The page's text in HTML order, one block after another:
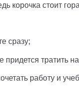
корочка стоит
сразу;
тратить
работу и